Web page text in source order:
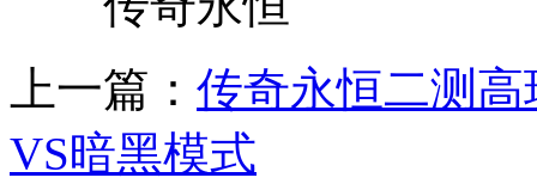
上一篇： 传奇永恒二测
VS暗黑模式